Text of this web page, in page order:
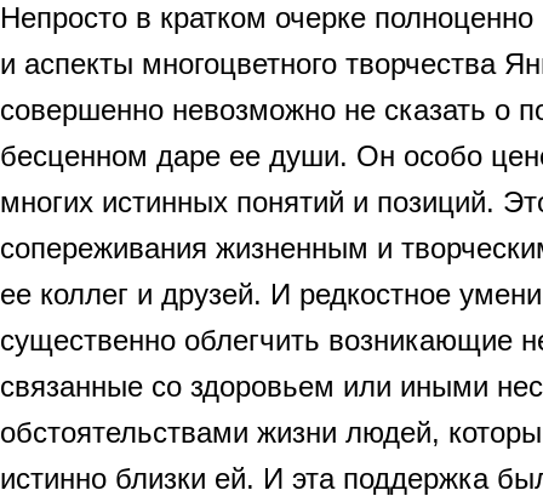
Непросто в кратком очерке
и аспекты многоцветного творчества
совершенно невозможно не сказать о
бесценном даре ее души. Он особо
многих истинных понятий и позиций.
сопереживания жизненным и
ее коллег и друзей. И редкостное
существенно облегчить возникающие
связанные со здоровьем или иными
обстоятельствами жизни людей,
истинно близки ей. И эта поддержка